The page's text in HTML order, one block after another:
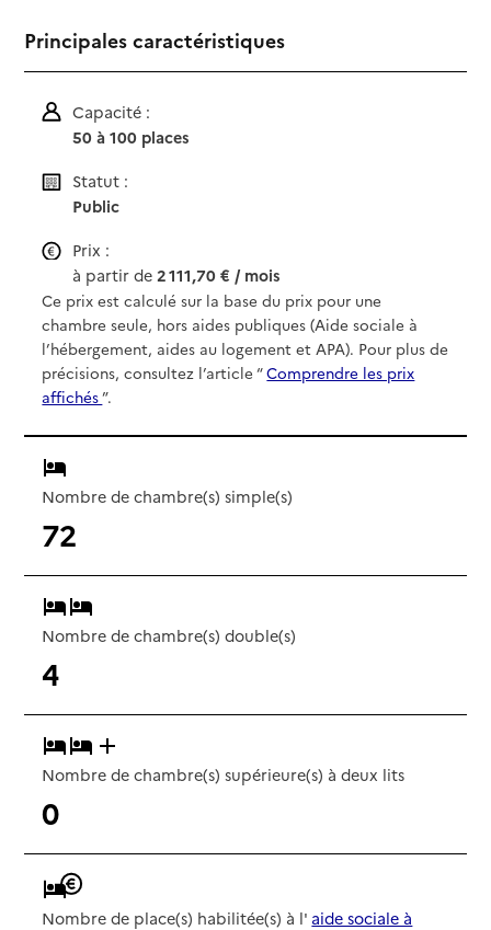
Principales caractéristiques
Capacité :
50 à 100 places
Statut :
Public
Prix :
à partir de2 111,70 € / mois
Ce prix est calculé sur la base du prix pour une
chambre seule, hors aides publiques (Aide sociale à
l’hébergement, aides au logement et APA). Pour plus de
précisions, consultez l’article “Comprendre les prix
affichés”.
Nombre de chambre(s) simple(s)
72
Nombre de chambre(s) double(s)
4
Nombre de chambre(s) supérieure(s) à deux lits
0
Nombre de place(s) habilitée(s) à l' aide sociale à